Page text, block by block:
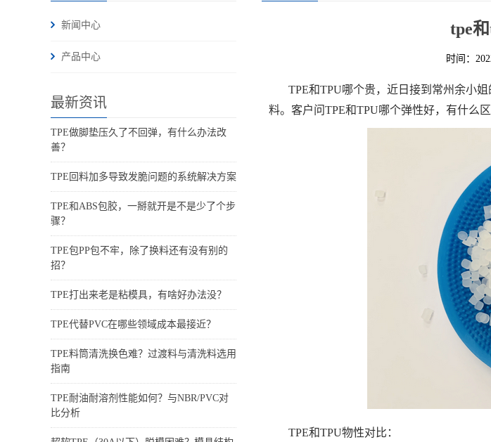
新闻中心
产品中心
最新资讯
TPE做脚垫压久了不回弹，有什么办法改
善？
TPE回料加多导致发脆问题的系统解决方案
TPE和ABS包胶，一掰就开是不是少了个步
骤？
TPE包PP包不牢，除了换料还有没有别的
招？
TPE打出来老是粘模具，有啥好办法没？
TPE代替PVC在哪些领域成本最接近？
TPE料筒清洗换色难？过渡料与清洗料选用
指南
TPE耐油耐溶剂性能如何？与NBR/PVC对
比分析
tpe
时间：
TPE和TPU哪个贵，近日接到常州余小
料。客户问TPE和TPU哪个弹性好，有什么
TPE和TPU物性对比：